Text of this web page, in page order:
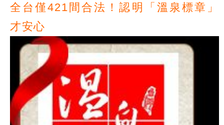
全台僅421間合法！認明「溫泉標章」
才安心